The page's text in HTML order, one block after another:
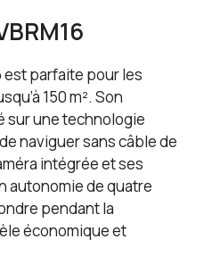
est parfaite pour les
150 m². Son
sur une technologie
naviguer sans câble de
intégrée et ses
autonomie de quatre
pendant la
économique et